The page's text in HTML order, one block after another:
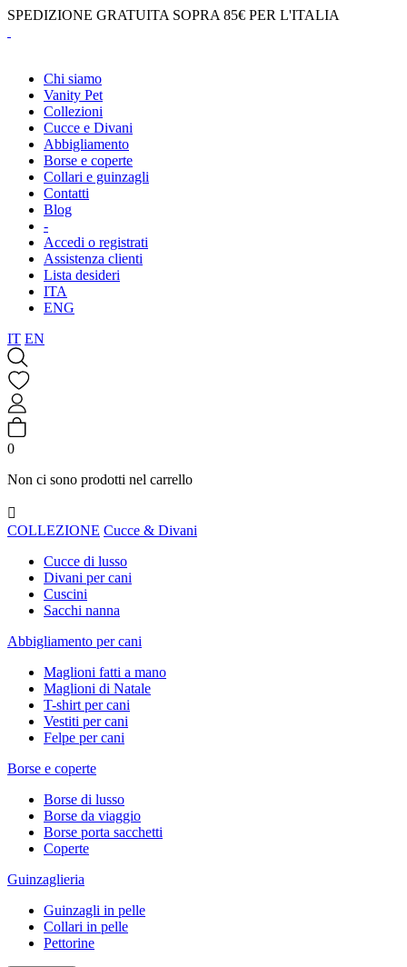
SPEDIZIONE GRATUITA SOPRA 85€ PER L'ITALIA
Chi siamo
Vanity Pet
Collezioni
Cucce e Divani
Abbigliamento
Borse e coperte
Collari e guinzagli
Contatti
Blog
-
Accedi o registrati
Assistenza clienti
Lista desideri
ITA
ENG
IT EN
0
Non ci sono prodotti nel carrello

COLLEZIONE Cucce & Divani
Cucce di lusso
Divani per cani
Cuscini
Sacchi nanna
Abbigliamento per cani
Maglioni fatti a mano
Maglioni di Natale
T-shirt per cani
Vestiti per cani
Felpe per cani
Borse e coperte
Borse di lusso
Borse da viaggio
Borse porta sacchetti
Coperte
Guinzaglieria
Guinzagli in pelle
Collari in pelle
Pettorine